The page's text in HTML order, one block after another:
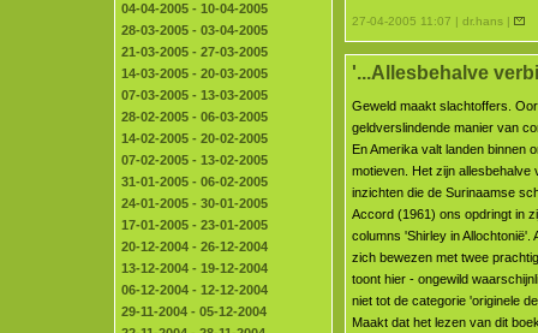
04-04-2005 - 10-04-2005
28-03-2005 - 03-04-2005
21-03-2005 - 27-03-2005
14-03-2005 - 20-03-2005
07-03-2005 - 13-03-2005
28-02-2005 - 06-03-2005
14-02-2005 - 20-02-2005
07-02-2005 - 13-02-2005
31-01-2005 - 06-02-2005
24-01-2005 - 30-01-2005
17-01-2005 - 23-01-2005
20-12-2004 - 26-12-2004
13-12-2004 - 19-12-2004
06-12-2004 - 12-12-2004
29-11-2004 - 05-12-2004
27-04-2005 11:07 | dr.hans |
'...Allesbehalve
Geweld maakt slachtoffers.
geldverslindende manier van
En Amerika valt landen binnen
motieven. Het zijn allesbehalve
inzichten die de Surinaamse
Accord (1961) ons opdringt in
columns 'Shirley in Allochtonië'.
zich bewezen met twee
toont hier - ongewild
niet tot de categorie 'originele
Maakt dat het lezen van dit